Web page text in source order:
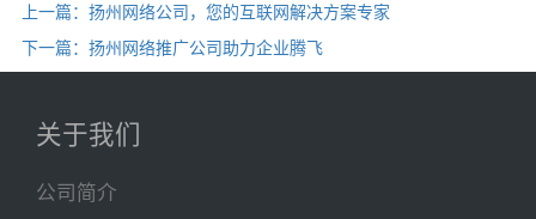
上一篇：扬州网络公司，您的互联网解决方案专家
下一篇：扬州网络推广公司助力企业腾飞
关于我们
公司简介